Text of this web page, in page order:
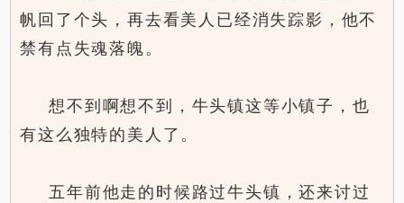
帆回了个头，再去看美人已经消失踪影，他不
禁有点失魂落魄。
想不到啊想不到，牛头镇这等小镇子，也
有这么独特的美人了。
五年前他走的时候路过牛头镇，还来讨过